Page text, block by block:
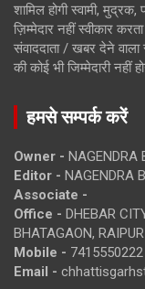
शामिल होगी स्वामी,
ज़िम्मेदार नहीं स्वीकार
संवाददाता / खबर देने वाला
की कोई भी जिम्मेदारी नहीं
हमसे सम्पर्क करें
Owner - NAGENDRA
Editor - NAGENDRA
Associate -
Office - DHEBAR
BHATAGAON, RAIPUR
Mobile - 7415550222
Email -